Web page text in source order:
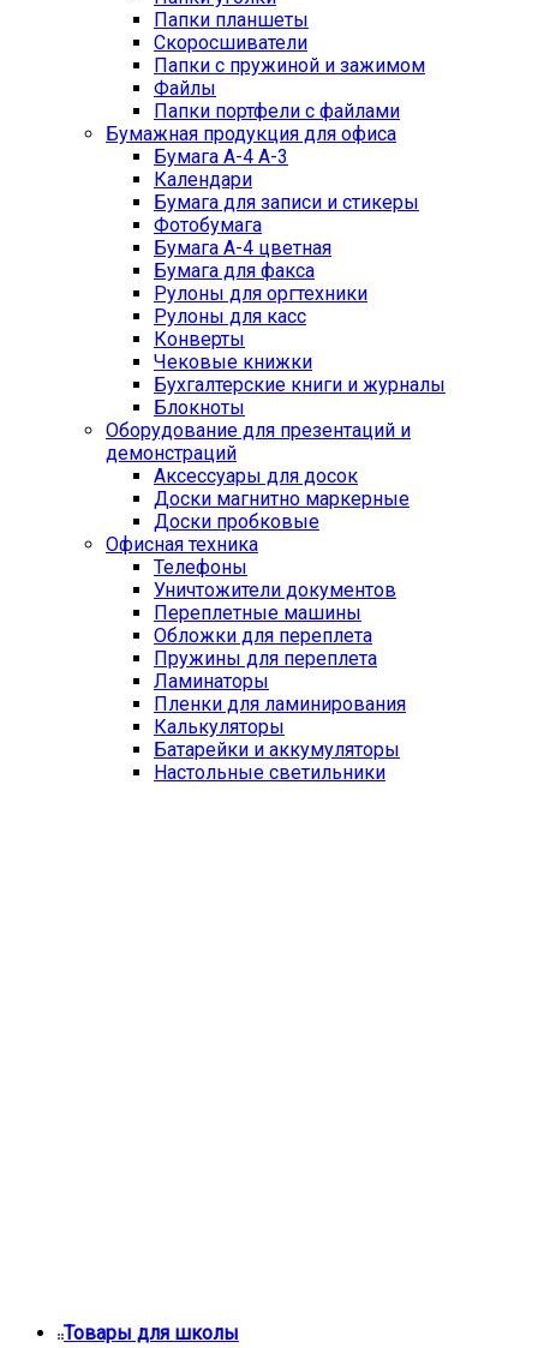
Папки планшеты
Скоросшиватели
Папки с пружиной и зажимом
Файлы
Папки портфели с файлами
Бумажная продукция для офиса
Бумага А-4 А-3
Календари
Бумага для записи и стикеры
Фотобумага
Бумага А-4 цветная
Бумага для факса
Рулоны для оргтехники
Рулоны для касс
Конверты
Чековые книжки
Бухгалтерские книги и журналы
Блокноты
Оборудование для презентаций и
демонстраций
Аксессуары для досок
Доски магнитно маркерные
Доски пробковые
Офисная техника
Телефоны
Уничтожители документов
Переплетные машины
Обложки для переплета
Пружины для переплета
Ламинаторы
Пленки для ламинирования
Калькуляторы
Батарейки и аккумуляторы
Настольные светильники
Товары для школы